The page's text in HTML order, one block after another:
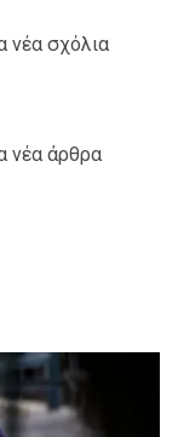
νέα σχόλια
νέα άρθρα